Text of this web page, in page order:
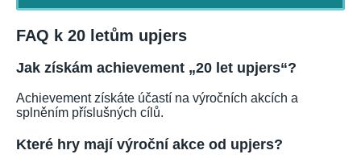
FAQ k 20 letům upjers
Jak získám achievement „20 let upjers“?
Achievement získáte účastí na výročních akcích a
splněním příslušných cílů.
Které hry mají výroční akce od upjers?